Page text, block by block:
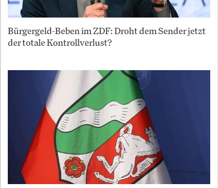
Bürgergeld-Beben im ZDF: Droht dem Sender jetzt
der totale Kontrollverlust?